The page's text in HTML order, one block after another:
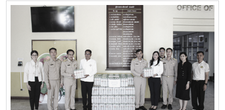
for Graduate Study and Research in Agriculture
(SEARCA) นับเป็นรางวัลเกียรติยศระดับภูมิภาคที่มอบแก่ศิษย์
เก่าทุน SEARCA ผู้มีความสำเร็จโดดเด่นทางวิชาชีพ มีภาวะผู้นำ
และสร้างคุณูปการสำคัญต่อการพัฒนาการเกษตร ชนบท ชุมชน
และสังคมอย่างยั่งยืนรางวัล Outstanding SEARCA
Scholarship Alumni (OSSA) จัดตั้งขึ้นเพื่อเชิดชูเกียรติศิษย์
เก่าผู้ได้รับทุนการศึกษาระดับบัณฑิตศึกษาจาก SEARCA ซึ่งได้
นำองค์ความรู้ ประสบการณ์ และศักยภาพที่ได้รับจากการศึกษา
ไปสร้างคุณประโยชน์ต่อองค์กร ชุมชน ประเทศ และภูมิภาคเอเชีย